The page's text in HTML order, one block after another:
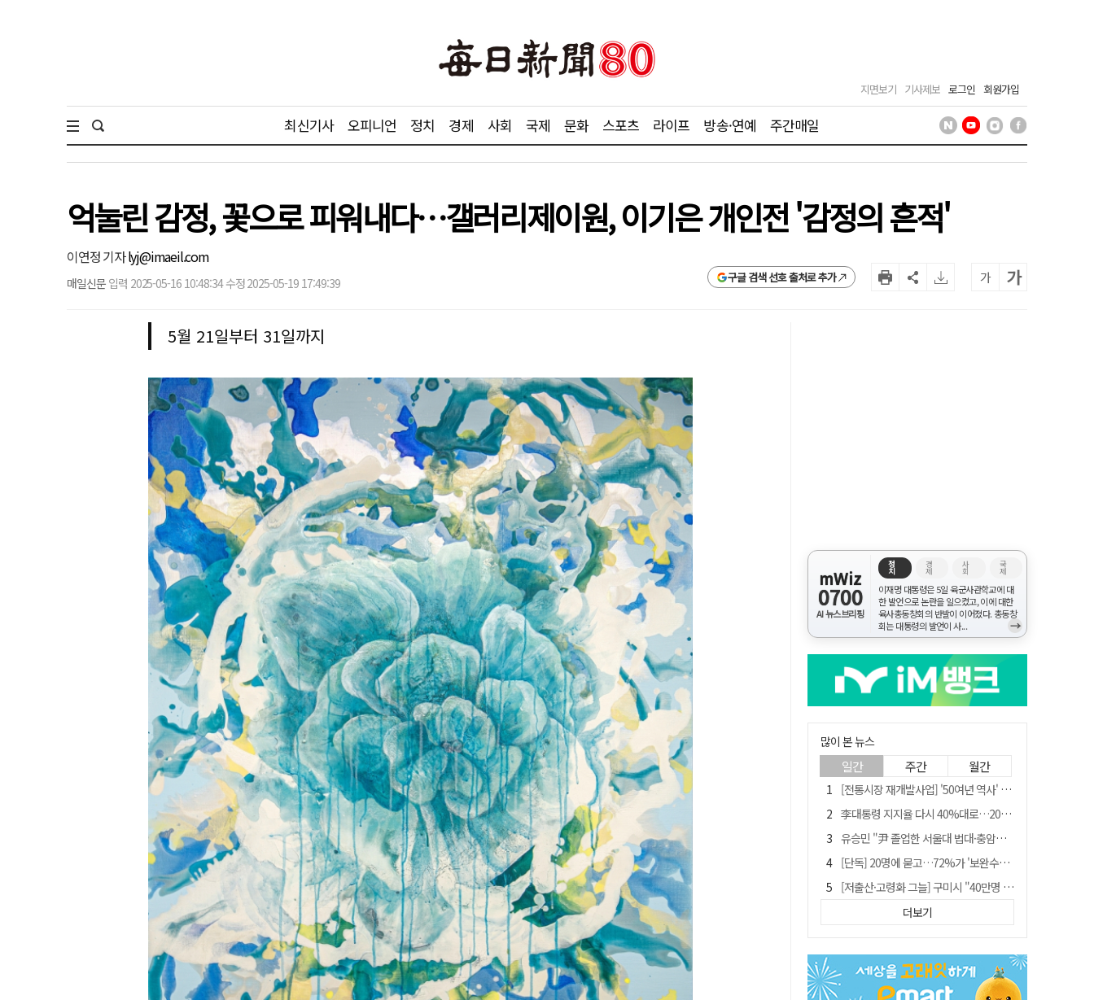
지면보기 기사제보 로그인 회원가입
최신기사 오피니언 정치 경제 사회 국제 문화 스포츠 라이프 방송·연예 주간매일
억눌린 감정, 꽃으로 피워내다…갤러리제이원, 이기은 개인전 '감정의 흔적'
이연정 기자lyj@imaeil.com
매일신문 입력 2025-05-16 10:48:34 수정 2025-05-19 17:49:39 구글 검색 선호 출처로 추가 가 가
5월 21일부터 31일까지
mWiz
0700
AI 뉴스브리핑
정
치
경
제
사
회
국
제
이재명 대통령은 5일 육군사관학교에 대
한 발언으로 논란을 일으켰고, 이에 대한
육사총동창회의 반발이 이어졌다. 총동창
회는 대통령의 발언이 사...
→
많이 본 뉴스
일간 주간 월간
[전통시장 재개발사업] '50여년 역사' 수성시장 자리에 25층 주상복합 들어선다
李대통령 지지율 다시 40%대로…20대는 18.8%p 급락
유승민 "尹 졸업한 서울대 법대·충암고도 없애야"…李 육사 통합 직격
[단독] 20명에 묻고…72%가 '보완수사권 폐지'?
[저출산·고령화 그늘] 구미시 "40만명 사수" 고령군 "3만명대 회복"
[전통시장 재개발사업] 신천시장 재개발, 준공 후에도 소송전
안동-사가에, "50년 우정 넘어 미래 50년 함께 연다"
[인사]경상북도
더보기